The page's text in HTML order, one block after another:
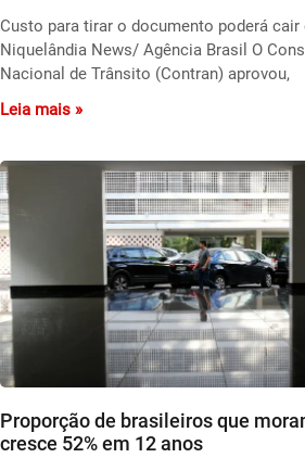
Custo para tirar o documento poderá cair
Niquelândia News/ Agência Brasil O
Nacional de Trânsito (Contran) aprovou,
Leia mais »
Proporção de brasileiros que
cresce 52% em 12 anos